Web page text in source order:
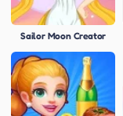
Sailor Moon Creator